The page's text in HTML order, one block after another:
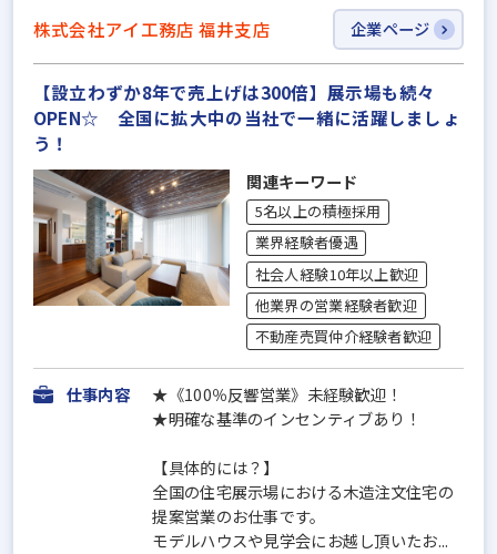
株式会社アイ工務店 福井支店 企業ページ
【設立わずか8年で売上げは300倍】展示場も続々
OPEN☆ 全国に拡大中の当社で一緒に活躍しましょ
う！
関連キーワード
5名以上の積極採用
業界経験者優遇
社会人経験10年以上歓迎
他業界の営業経験者歓迎
不動産売買仲介経験者歓迎
仕事内容
★《100％反響営業》未経験歓迎！
★明確な基準のインセンティブあり！
【具体的には？】
全国の住宅展示場における木造注文住宅の
提案営業のお仕事です。
モデルハウスや見学会にお越し頂いたお...